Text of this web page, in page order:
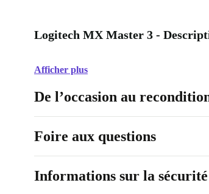
Logitech MX Master 3 -
Afficher plus
De l’occasion au
Foire aux questions
Informations sur la